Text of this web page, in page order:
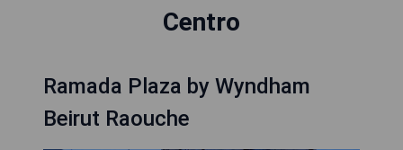
Centro
Ramada Plaza by Wyndham
Beirut Raouche